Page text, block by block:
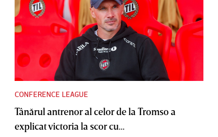
CONFERENCE LEAGUE
Tânărul antrenor al celor de la Tromso a
explicat victoria la scor cu...